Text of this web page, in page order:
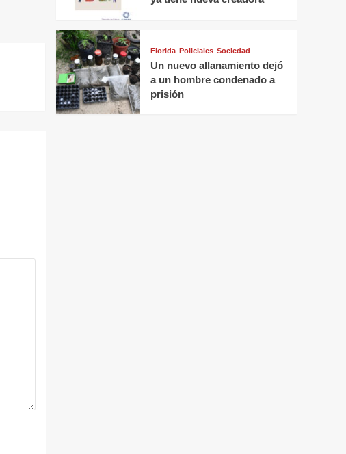
Florida Policiales Sociedad
Un nuevo allanamiento dejó
a un hombre condenado a
prisión